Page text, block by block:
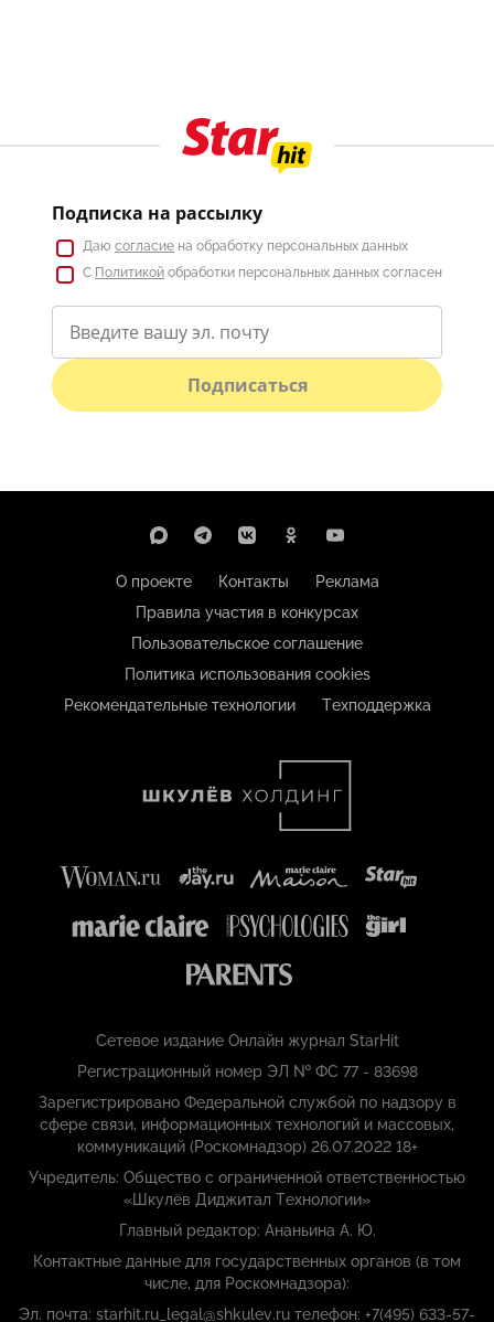
Подписка на рассылку
Даю согласие на обработку персональных данных
С Политикой обработки персональных данных согласен
Подписаться
О проекте Контакты
Реклама
Правила участия в конкурсах
Пользовательское соглашение
Политика использования cookies
Рекомендательные технологии
Техподдержка
Сетевое издание Онлайн журнал StarHit
Регистрационный номер ЭЛ № ФС 77 - 83698
Зарегистрировано Федеральной службой по надзору в
сфере связи, информационных технологий и массовых,
коммуникаций (Роскомнадзор) 26.07.2022 18+
Учредитель: Общество с ограниченной ответственностью
«Шкулёв Диджитал Технологии»
Главный редактор: Ананьина А. Ю.
Контактные данные для государственных органов (в том
числе, для Роскомнадзора):
Эл. почта: starhit.ru_legal@shkulev.ru телефон: +7(495) 633-57-